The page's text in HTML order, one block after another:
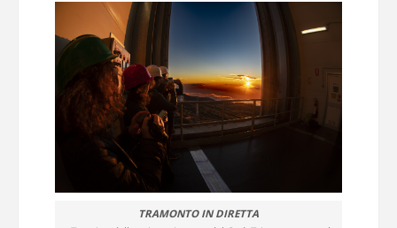
TRAMONTO IN DIRETTA